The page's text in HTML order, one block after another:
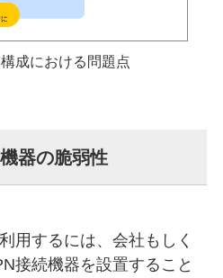
成における問題点
器の脆弱性
用するには、会社もしく
接続機器を設置すること